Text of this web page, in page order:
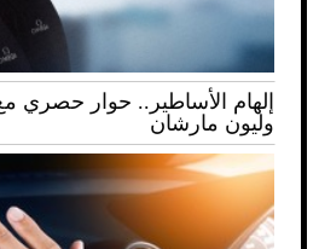
إلهام الأساطير.. حوار حصري
وليون مارشان